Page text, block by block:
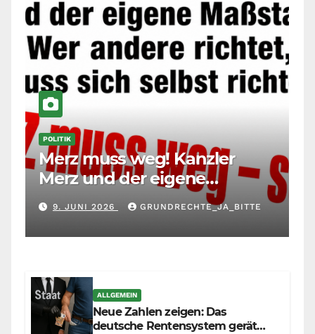
POLITIK
Merz muss weg! Kanzler
Merz und der eigene
Maßstab: Wer andere richtet,
muss sich selbst richten
9. JUNI 2026 GRUNDRECHTE_JA_BITTE
ALLGEMEIN
Neue Zahlen zeigen: Das
deutsche Rentensystem gerät